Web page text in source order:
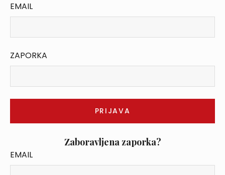
EMAIL
ZAPORKA
Zaboravljena zaporka?
EMAIL